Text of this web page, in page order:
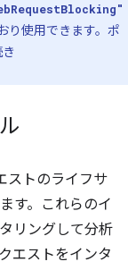
り使用できます。ポ
ストのライフサ
す。これらのイ
リングして分析
エストをインタ